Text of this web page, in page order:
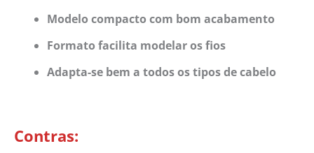
Modelo compacto com bom acabamento
Formato facilita modelar os fios
Adapta-se bem a todos os tipos de cabelo
Contras: